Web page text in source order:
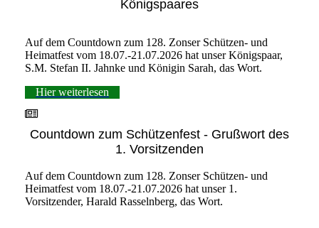
Königspaares
Auf dem Countdown zum 128. Zonser Schützen- und
Heimatfest vom 18.07.-21.07.2026 hat unser Königspaar,
S.M. Stefan II. Jahnke und Königin Sarah, das Wort.
Hier weiterlesen
Countdown zum Schützenfest - Grußwort des
1. Vorsitzenden
Auf dem Countdown zum 128. Zonser Schützen- und
Heimatfest vom 18.07.-21.07.2026 hat unser 1.
Vorsitzender, Harald Rasselnberg, das Wort.